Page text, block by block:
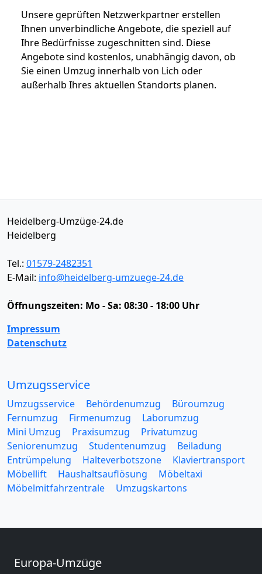
Unsere geprüften Netzwerkpartner erstellen
Ihnen unverbindliche Angebote, die speziell auf
Ihre Bedürfnisse zugeschnitten sind. Diese
Angebote sind kostenlos, unabhängig davon, ob
Sie einen Umzug innerhalb von Lich oder
außerhalb Ihres aktuellen Standorts planen.
Heidelberg-Umzüge-24.de
Heidelberg
Tel.: 01579-2482351
E-Mail: info@heidelberg-umzuege-24.de
Öffnungszeiten: Mo - Sa: 08:30 - 18:00 Uhr
Impressum
Datenschutz
Umzugsservice
Umzugsservice Behördenumzug
Büroumzug
Fernumzug
Firmenumzug
Laborumzug
Mini Umzug
Praxisumzug
Privatumzug
Seniorenumzug
Studentenumzug
Beiladung
Entrümpelung
Halteverbotszone
Klaviertransport
Möbellift
Haushaltsauflösung
Möbeltaxi
Möbelmitfahrzentrale
Umzugskartons
Europa-Umzüge